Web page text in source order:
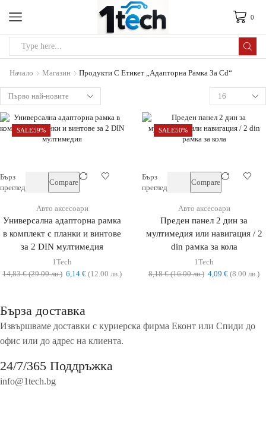
0
Начало Магазин Продукти С Етикет „адапторна Рамка За Cd“
SALE59%
Бърз
преглед
Compare
Авто аксесоари
Универсална адапторна рамка
в комплект с планки и винтове
за 2 DIN мултимедия
1Tech
14,83€ (29.00 лв.) 6,14 € (12.00 лв.)
SALE50%
Бърз
преглед
Compare
Авто аксесоари
Преден панел 2 дин за
мултимедия или навигация / 2
din рамка за кола
1Tech
8,18€ (16.00 лв.) 4,09 € (8.00 лв.)
Бърза доставка
Извършваме доставки с куриерска фирма Еконт или Спиди до
офис или до адрес на клиента.
24/7/365 Поддръжка
info@1tech.bg